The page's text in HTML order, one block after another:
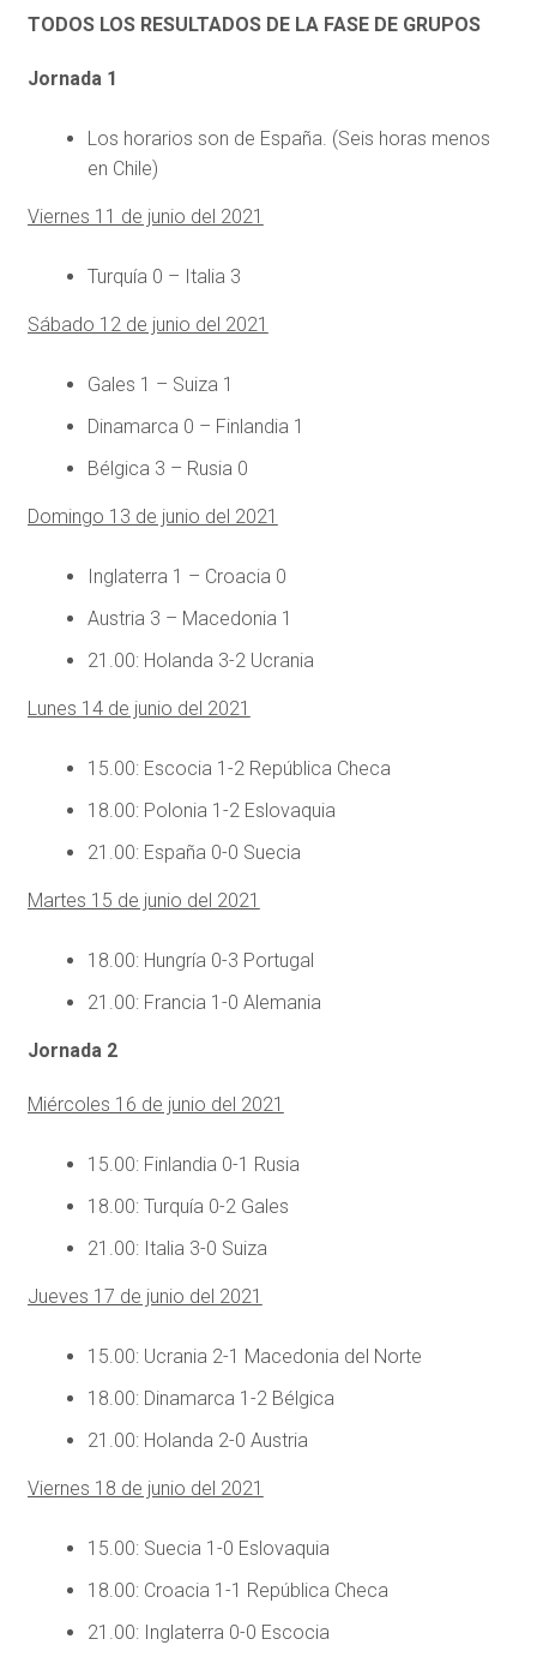
TODOS LOS RESULTADOS DE LA FASE DE GRUPOS
Jornada 1
Los horarios son de España. (Seis horas menos
en Chile)
Viernes 11 de junio del 2021
Turquía 0 – Italia 3
Sábado 12 de junio del 2021
Gales 1 – Suiza 1
Dinamarca 0 – Finlandia 1
Bélgica 3 – Rusia 0
Domingo 13 de junio del 2021
Inglaterra 1 – Croacia 0
Austria 3 – Macedonia 1
21.00: Holanda 3-2 Ucrania
Lunes 14 de junio del 2021
15.00: Escocia 1-2 República Checa
18.00: Polonia 1-2 Eslovaquia
21.00: España 0-0 Suecia
Martes 15 de junio del 2021
18.00: Hungría 0-3 Portugal
21.00: Francia 1-0 Alemania
Jornada 2
Miércoles 16 de junio del 2021
15.00: Finlandia 0-1 Rusia
18.00: Turquía 0-2 Gales
21.00: Italia 3-0 Suiza
Jueves 17 de junio del 2021
15.00: Ucrania 2-1 Macedonia del Norte
18.00: Dinamarca 1-2 Bélgica
21.00: Holanda 2-0 Austria
Viernes 18 de junio del 2021
15.00: Suecia 1-0 Eslovaquia
18.00: Croacia 1-1 República Checa
21.00: Inglaterra 0-0 Escocia